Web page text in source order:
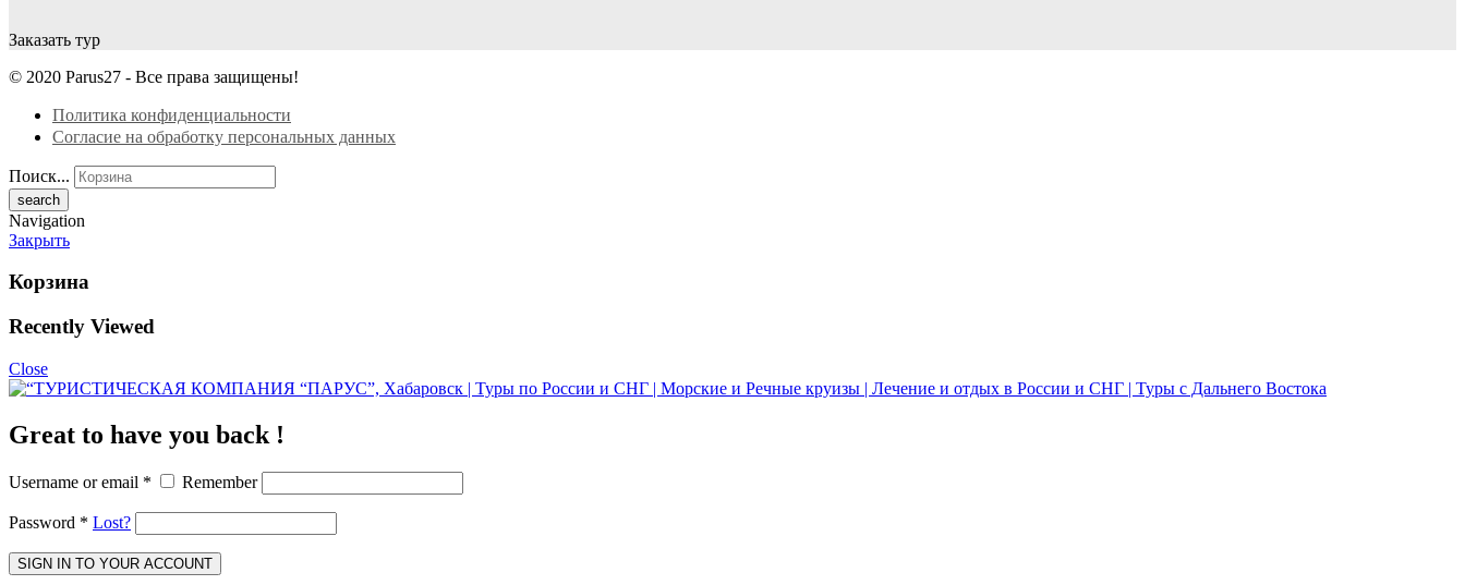
Заказать тур
© 2020 Parus27 - Все права защищены!
Политика конфиденциальности
Согласие на обработку персональных данных
Поиск...
Navigation
Закрыть
Корзина
Recently Viewed
Close
Great to have you back !
Username or email * Remember
Password * Lost?
SIGN IN TO YOUR ACCOUNT